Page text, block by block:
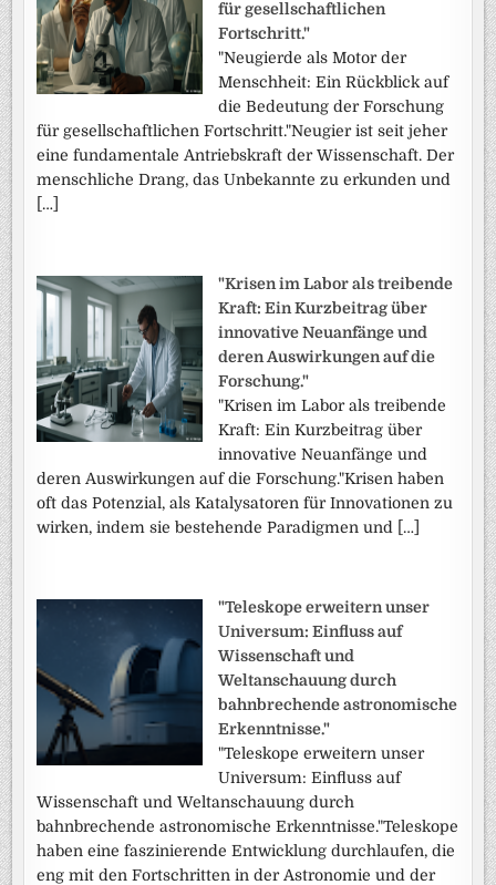
für gesellschaftlichen
Fortschritt."
"Neugierde als Motor der
Menschheit: Ein Rückblick auf
die Bedeutung der Forschung
für gesellschaftlichen Fortschritt."Neugier ist seit jeher
eine fundamentale Antriebskraft der Wissenschaft. Der
menschliche Drang, das Unbekannte zu erkunden und
[…]
"Krisen im Labor als treibende
Kraft: Ein Kurzbeitrag über
innovative Neuanfänge und
deren Auswirkungen auf die
Forschung."
"Krisen im Labor als treibende
Kraft: Ein Kurzbeitrag über
innovative Neuanfänge und
deren Auswirkungen auf die Forschung."Krisen haben
oft das Potenzial, als Katalysatoren für Innovationen zu
wirken, indem sie bestehende Paradigmen und […]
"Teleskope erweitern unser
Universum: Einfluss auf
Wissenschaft und
Weltanschauung durch
bahnbrechende astronomische
Erkenntnisse."
"Teleskope erweitern unser
Universum: Einfluss auf
Wissenschaft und Weltanschauung durch
bahnbrechende astronomische Erkenntnisse."Teleskope
haben eine faszinierende Entwicklung durchlaufen, die
eng mit den Fortschritten in der Astronomie und der